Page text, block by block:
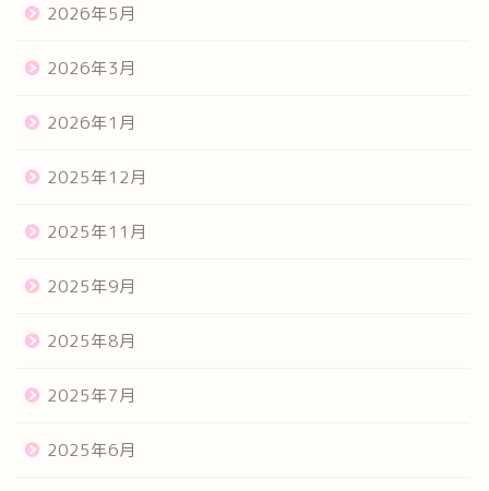
2026年5月
2026年3月
2026年1月
2025年12月
2025年11月
2025年9月
2025年8月
2025年7月
2025年6月